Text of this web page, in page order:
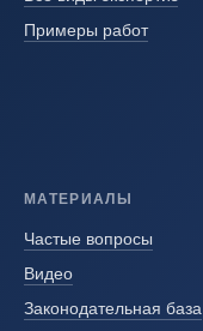
Примеры работ
МАТЕРИАЛЫ
Частые вопросы
Видео
Законодательная база